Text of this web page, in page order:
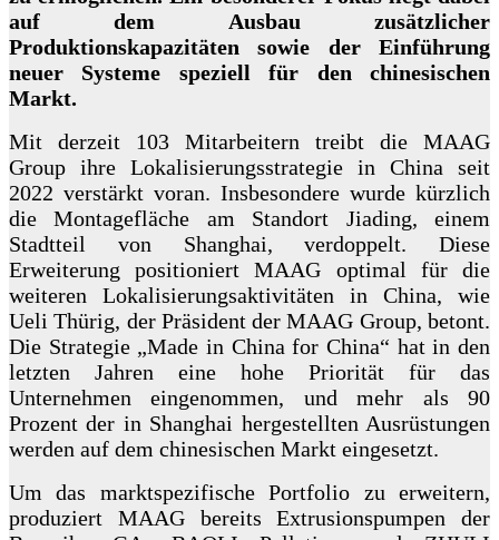
auf dem Ausbau zusätzlicher
Produktionskapazitäten sowie der Einführung
neuer Systeme speziell für den chinesischen
Markt.
Mit derzeit 103 Mitarbeitern treibt die MAAG
Group ihre Lokalisierungsstrategie in China seit
2022 verstärkt voran. Insbesondere wurde kürzlich
die Montagefläche am Standort Jiading, einem
Stadtteil von Shanghai, verdoppelt. Diese
Erweiterung positioniert MAAG optimal für die
weiteren Lokalisierungsaktivitäten in China, wie
Ueli Thürig, der Präsident der MAAG Group, betont.
Die Strategie „Made in China for China“ hat in den
letzten Jahren eine hohe Priorität für das
Unternehmen eingenommen, und mehr als 90
Prozent der in Shanghai hergestellten Ausrüstungen
werden auf dem chinesischen Markt eingesetzt.
Um das marktspezifische Portfolio zu erweitern,
produziert MAAG bereits Extrusionspumpen der